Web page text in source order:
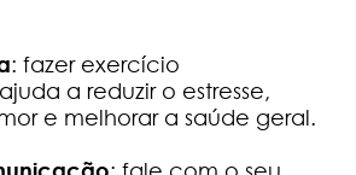
: fazer exercício
a reduzir o estresse,
e melhorar a saúde geral.